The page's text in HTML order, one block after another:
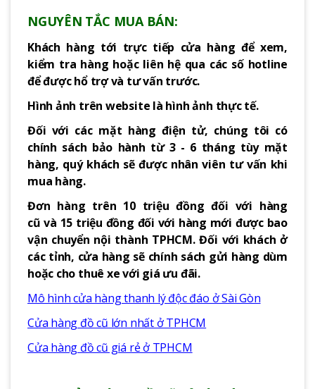
NGUYÊN TẮC MUA BÁN:
Khách hàng tới trực tiếp cửa hàng để xem,
kiểm tra hàng hoặc liên hệ qua các số hotline
để được hổ trợ và tư vấn trước.
Hình ảnh trên website là hình ảnh thực tế.
Đối với các mặt hàng điện tử, chúng tôi có
chính sách bảo hành từ 3 - 6 tháng tùy mặt
hàng, quý khách sẽ được nhân viên tư vấn khi
mua hàng.
Đơn hàng trên 10 triệu đồng đối với hàng
cũ và 15 triệu đồng đối với hàng mới được bao
vận chuyển nội thành TPHCM. Đối với khách ở
các tỉnh, cửa hàng sẽ chính sách gửi hàng dùm
hoặc cho thuê xe với giá ưu đãi.
Mô hình cửa hàng thanh lý độc đáo ở Sài Gòn
Cửa hàng đồ cũ lớn nhất ở TPHCM
Cửa hàng đồ cũ giá rẻ ở TPHCM